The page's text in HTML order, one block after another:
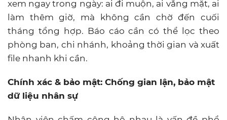
xem ngay trong ngày: ai đi muộn, ai vắng mặt, ai
làm thêm giờ, mà không cần chờ đến cuối
tháng tổng hợp. Báo cáo cần có thể lọc theo
phòng ban, chi nhánh, khoảng thời gian và xuất
file nhanh khi cần.
Chính xác & bảo mật: Chống gian lận, bảo mật
dữ liệu nhân sự